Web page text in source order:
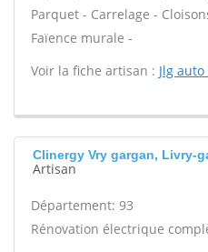
Parquet - Carrelage -
Faïence murale -
Voir la fiche artisan : Jlg
Clinergy Vry gargan, Livry-
Artisan
Département: 93
Rénovation électrique